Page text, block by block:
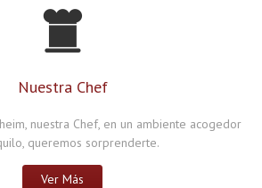
Nuestra Chef
nuestra Chef, en un ambiente acogedor
queremos sorprenderte.
Ver Más